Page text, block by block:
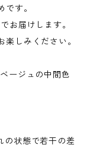
す。
お届けします。
しみください。
ージュの中間色
状態で若干の差